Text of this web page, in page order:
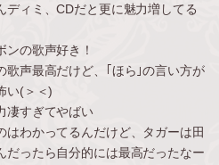
ディミ、CDだと更に魅力増してる
ンの歌声好き！
歌声最高だけど、｢ほら｣の言い方が
い(＞＜)
凄すぎてやばい
はわかってるんだけど、タガーは田
だったら自分的には最高だったなー